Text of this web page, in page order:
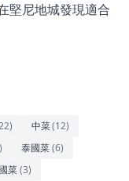
堅尼地城發現適合
) 中菜(12)
) 泰國菜(6)
菜(3)